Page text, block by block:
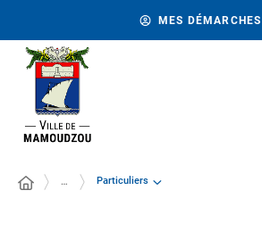
MES DÉMARCHES
… Particuliers